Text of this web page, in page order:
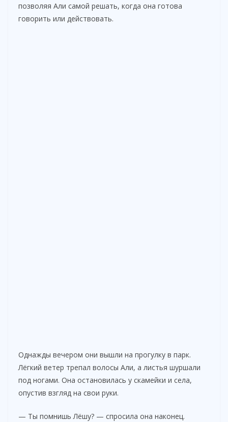
позволяя Али самой решать, когда она готова
говорить или действовать.
Однажды вечером они вышли на прогулку в парк.
Лёгкий ветер трепал волосы Али, а листья шуршали
под ногами. Она остановилась у скамейки и села,
опустив взгляд на свои руки.
— Ты помнишь Лёшу? — спросила она наконец.